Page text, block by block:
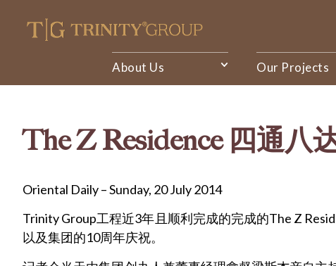
About Us Our Projects
The Z Residence 四通八
Oriental Daily – Sunday, 20 July 2014
Trinity Group工程近3年且顺利完成的完成的The Z
以及集团的10周年庆祝。